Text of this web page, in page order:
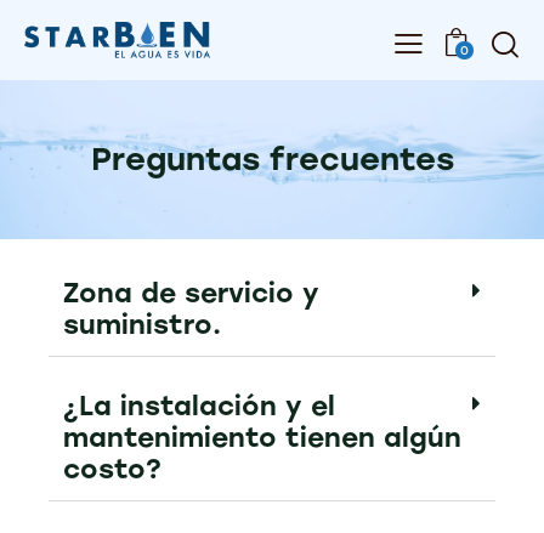
0
Preguntas frecuentes
Zona de servicio y
suministro.
¿La instalación y el
mantenimiento tienen algún
costo?